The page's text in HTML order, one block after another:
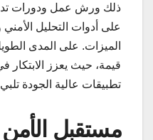
ذلك ورش عمل ودورات
على أدوات التحليل
الميزات. على المدى
قيمة، حيث يعزز الابتكار
تطبيقات عالية الجودة
مستقبل